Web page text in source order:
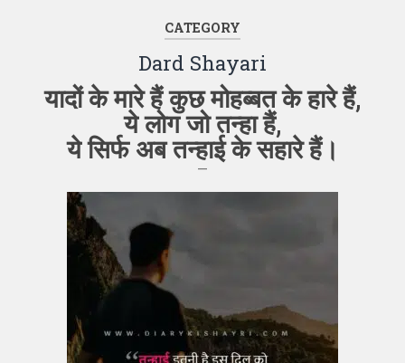
CATEGORY
Dard Shayari
यादों के मारे हैं कुछ मोहब्बत के हारे हैं,
ये लोग जो तन्हा हैं,
ये सिर्फ अब तन्हाई के सहारे हैं।
—